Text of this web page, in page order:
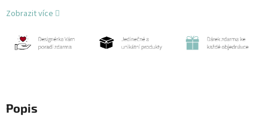
Zobrazit více
Popis